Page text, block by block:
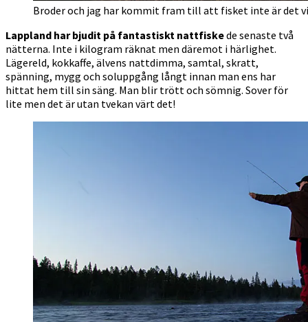
Broder och jag har kommit fram till att fisket inte är det
Lappland har bjudit på fantastiskt nattfiskede senaste två
nätterna. Inte i kilogram räknat men däremot i härlighet.
Lägereld, kokkaffe, älvens nattdimma, samtal, skratt,
spänning, mygg och soluppgång långt innan man ens har
hittat hem till sin säng. Man blir trött och sömnig. Sover för
lite men det är utan tvekan värt det!